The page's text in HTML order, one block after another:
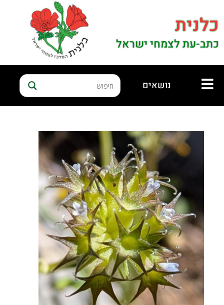
כלנית
כתב-עת לצמחי ישראל
נושאים